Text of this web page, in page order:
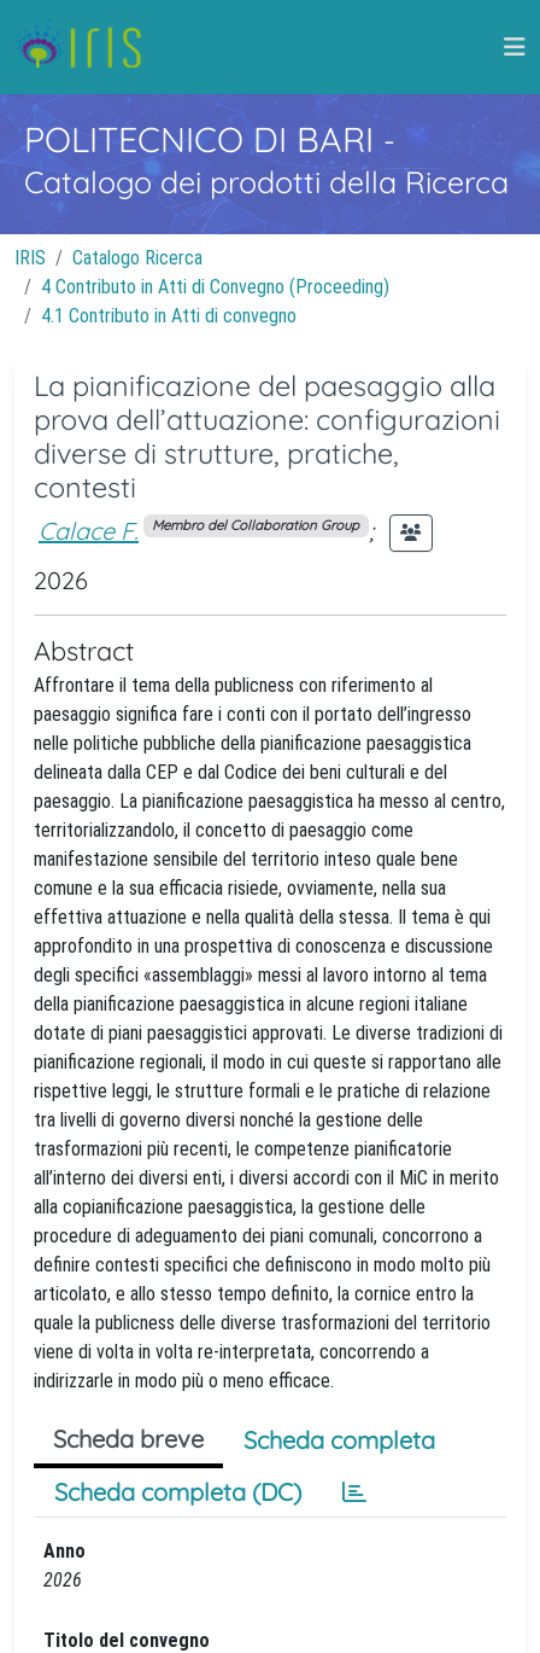
POLITECNICO DI BARI -
Catalogo dei prodotti della Ricerca
IRIS
Catalogo Ricerca
4 Contributo in Atti di Convegno (Proceeding)
4.1 Contributo in Atti di convegno
La pianificazione del paesaggio alla
prova dell’attuazione: configurazioni
diverse di strutture, pratiche,
contesti
Calace F. Membro del Collaboration Group ;
2026
Abstract
Affrontare il tema della publicness con riferimento al
paesaggio significa fare i conti con il portato dell’ingresso
nelle politiche pubbliche della pianificazione paesaggistica
delineata dalla CEP e dal Codice dei beni culturali e del
paesaggio. La pianificazione paesaggistica ha messo al centro,
territorializzandolo, il concetto di paesaggio come
manifestazione sensibile del territorio inteso quale bene
comune e la sua efficacia risiede, ovviamente, nella sua
effettiva attuazione e nella qualità della stessa. Il tema è qui
approfondito in una prospettiva di conoscenza e discussione
degli specifici «assemblaggi» messi al lavoro intorno al tema
della pianificazione paesaggistica in alcune regioni italiane
dotate di piani paesaggistici approvati. Le diverse tradizioni di
pianificazione regionali, il modo in cui queste si rapportano alle
rispettive leggi, le strutture formali e le pratiche di relazione
tra livelli di governo diversi nonché la gestione delle
trasformazioni più recenti, le competenze pianificatorie
all’interno dei diversi enti, i diversi accordi con il MiC in merito
alla copianificazione paesaggistica, la gestione delle
procedure di adeguamento dei piani comunali, concorrono a
definire contesti specifici che definiscono in modo molto più
articolato, e allo stesso tempo definito, la cornice entro la
quale la publicness delle diverse trasformazioni del territorio
viene di volta in volta re-interpretata, concorrendo a
indirizzarle in modo più o meno efficace.
Scheda breve
Scheda completa
Scheda completa (DC)
Anno
2026
Titolo del convegno